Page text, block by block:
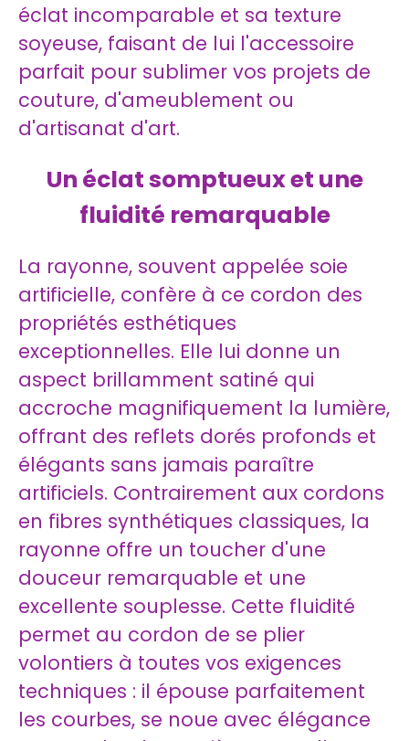
éclat incomparable et sa texture
soyeuse, faisant de lui l'accessoire
parfait pour sublimer vos projets de
couture, d'ameublement ou
d'artisanat d'art.
Un éclat somptueux et une
fluidité remarquable
La rayonne, souvent appelée soie
artificielle, confère à ce cordon des
propriétés esthétiques
exceptionnelles. Elle lui donne un
aspect brillamment satiné qui
accroche magnifiquement la lumière,
offrant des reflets dorés profonds et
élégants sans jamais paraître
artificiels. Contrairement aux cordons
en fibres synthétiques classiques, la
rayonne offre un toucher d'une
douceur remarquable et une
excellente souplesse. Cette fluidité
permet au cordon de se plier
volontiers à toutes vos exigences
techniques : il épouse parfaitement
les courbes, se noue avec élégance